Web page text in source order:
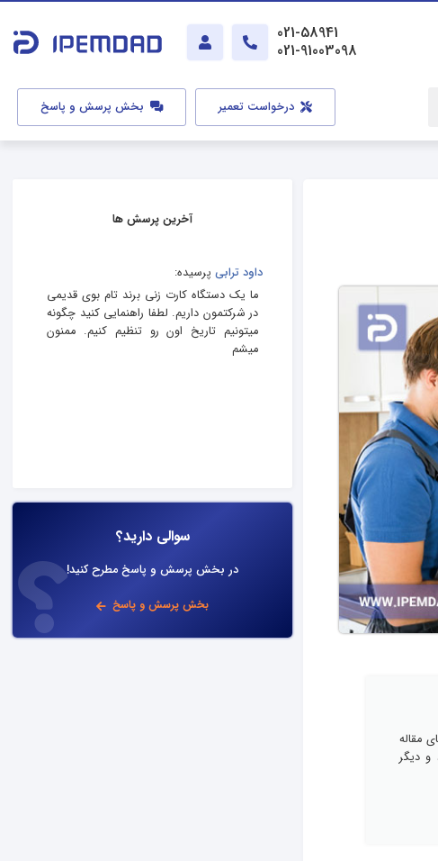
021-58941
021-91003098
درخواست تعمیر بخش پرسش و پاسخ
مقاله
و دیگر
آخرین پرسش ها
داود ترابی پرسیده:
ما یک دستگاه کارت زنی برند تام بوی قدیمی
در شرکتمون داریم. لطفا راهنمایی کنید چگونه
میتونیم تاریخ اون رو تنظیم کنیم. ممنون
میشم
سوالی دارید؟
در بخش پرسش و پاسخ مطرح کنید!
بخش پرسش و پاسخ